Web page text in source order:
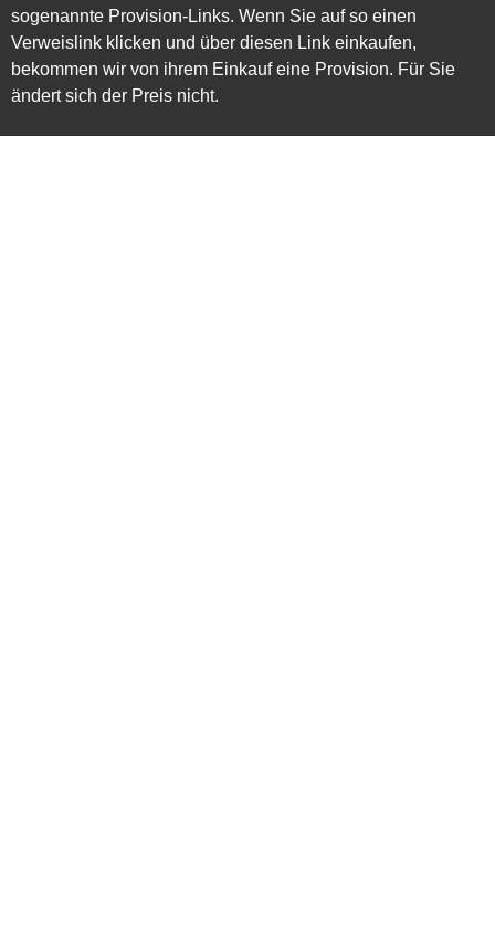
sogenannte Provision-Links. Wenn Sie auf so einen
Verweislink klicken und über diesen Link einkaufen,
bekommen wir von ihrem Einkauf eine Provision. Für Sie
ändert sich der Preis nicht.